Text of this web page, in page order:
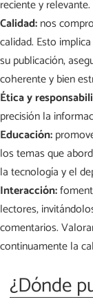
reciente y relevante.
Calidad:nos
calidad. Esto
su publicación,
coherente y bien
Ética y
precisión la
Educación:
los temas que
la tecnología y el
Interacción:
lectores,
comentarios.
continuamente la
¿Dónde